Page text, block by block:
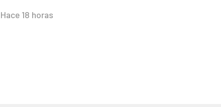
Hace 18 horas